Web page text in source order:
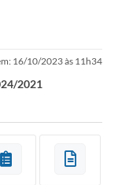
16/10/2023 às 11h34
2021